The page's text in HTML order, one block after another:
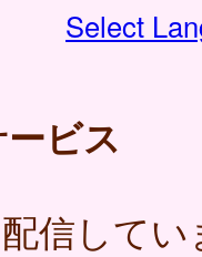
Select
ビス
信してい